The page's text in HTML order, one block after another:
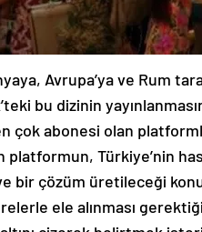
bu dizinin
çok abonesi olan
platformun, Türkiye’nin
ve bir çözüm üretileceği
ele alınması
çizerek belirtmek